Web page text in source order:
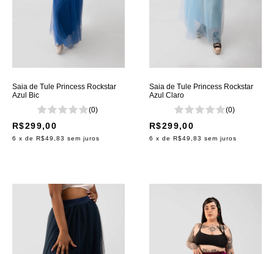
Saia de Tule Princess Rockstar
Azul Bic
(0)
R$299,00
6 x de R$49,83 sem juros
Saia de Tule Princess Rockstar
Azul Claro
(0)
R$299,00
6 x de R$49,83 sem juros